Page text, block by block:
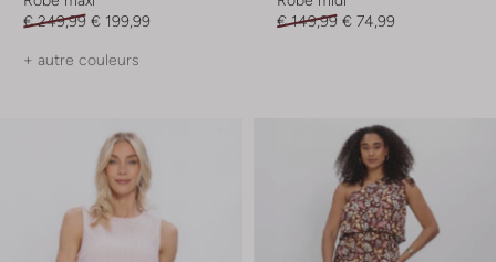
€ 249,99 € 199,99
+ autre couleurs
€ 149,99 € 74,99